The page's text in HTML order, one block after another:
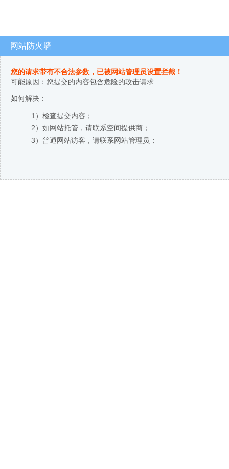
网站防火墙
您的请求带有不合法参数，已被网站管理员设置拦截！
可能原因：您提交的内容包含危险的攻击请求
如何解决：
1）检查提交内容；
2）如网站托管，请联系空间提供商；
3）普通网站访客，请联系网站管理员；